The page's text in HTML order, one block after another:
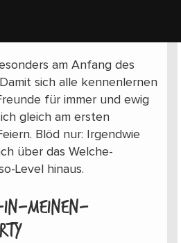
am Anfang des
sich alle kennenlernen
für immer und ewig
gleich am ersten
Blöd nur: Irgendwie
über das Welche-
Level hinaus.
in-meinen-